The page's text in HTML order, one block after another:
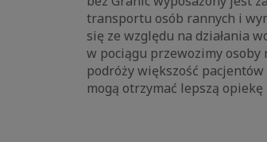
transportu osób rannych i
się ze względu na działania
w pociągu przewozimy
podróży większość
mogą otrzymać lepszą